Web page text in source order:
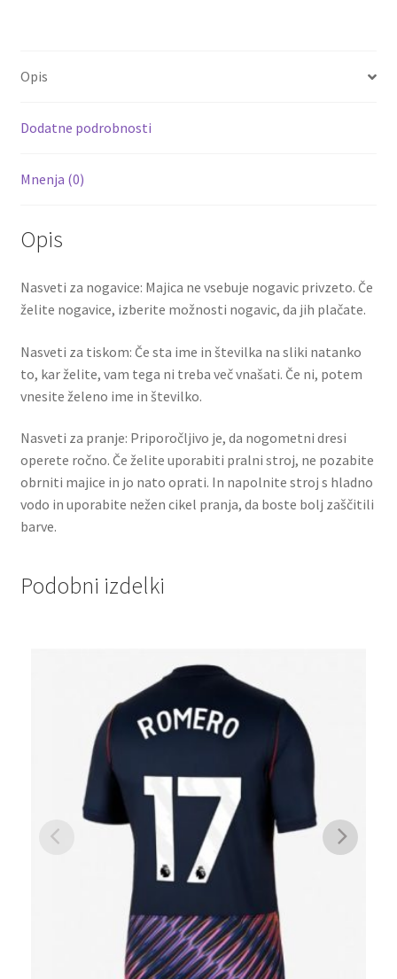
11
k
Opis
Dodatne podrobnosti
Mnenja (0)
Opis
Nasveti za nogavice: Majica ne vsebuje nogavic privzeto. Če
želite nogavice, izberite možnosti nogavic, da jih plačate.
Nasveti za tiskom: Če sta ime in številka na sliki natanko
to, kar želite, vam tega ni treba več vnašati. Če ni, potem
vnesite želeno ime in številko.
Nasveti za pranje: Priporočljivo je, da nogometni dresi
operete ročno. Če želite uporabiti pralni stroj, ne pozabite
obrniti majice in jo nato oprati. In napolnite stroj s hladno
vodo in uporabite nežen cikel pranja, da boste bolj zaščitili
barve.
Podobni izdelki